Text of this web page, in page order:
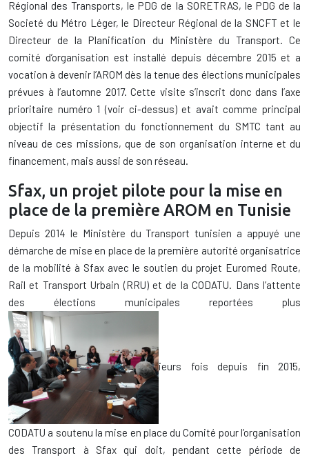
Régional des Transports, le PDG de la SORETRAS, le PDG de la
Societé du Métro Léger, le Directeur Régional de la SNCFT et le
Directeur de la Planification du Ministère du Transport. Ce
comité d’organisation est installé depuis décembre 2015 et a
vocation à devenir l’AROM dès la tenue des élections municipales
prévues à l’automne 2017. Cette visite s’inscrit donc dans l’axe
prioritaire numéro 1 (voir ci-dessus) et avait comme principal
objectif la présentation du fonctionnement du SMTC tant au
niveau de ces missions, que de son organisation interne et du
financement, mais aussi de son réseau.
Sfax, un projet pilote pour la mise en
place de la première AROM en Tunisie
Depuis 2014 le Ministère du Transport tunisien a appuyé une
démarche de mise en place de la première autorité organisatrice
de la mobilité à Sfax avec le soutien du projet Euromed Route,
Rail et Transport Urbain (RRU) et de la CODATU. Dans l’attente
des élections municipales reportées plus
ieurs fois depuis fin 2015,
CODATU a soutenu la mise en place du Comité pour l’organisation
des Transport à Sfax qui doit, pendant cette période de